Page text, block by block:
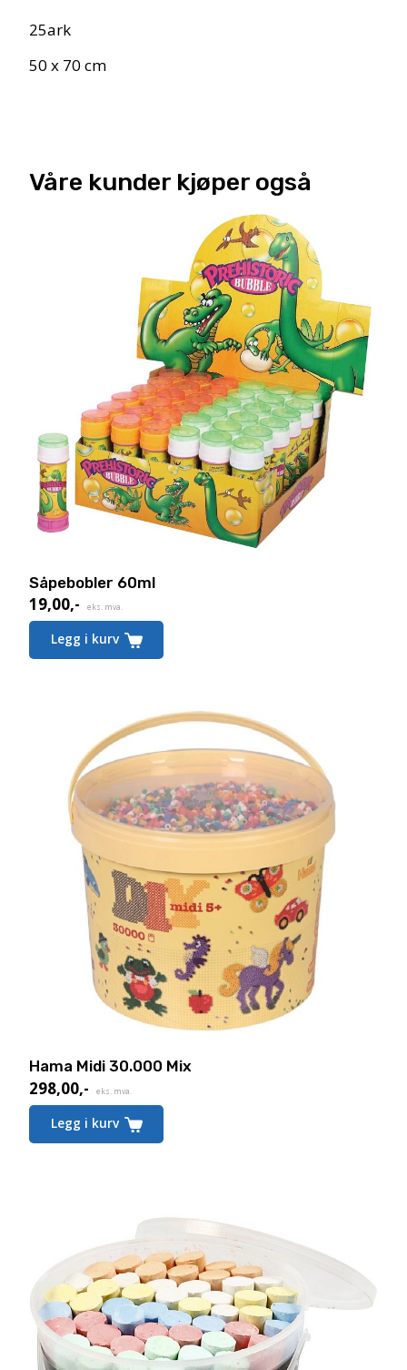
25ark
50 x 70 cm
Våre kunder kjøper også
Såpebobler 60ml
19,00,- eks. mva.
Legg i kurv
Hama Midi 30.000 Mix
298,00,- eks. mva.
Legg i kurv